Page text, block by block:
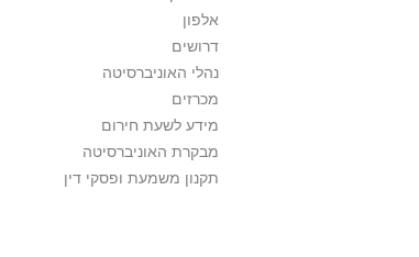
אלפון
דרושים
נהלי האוניברסיטה
מכרזים
מידע לשעת חירום
מבקרת האוניברסיטה
תקנון משמעת ופסקי דין